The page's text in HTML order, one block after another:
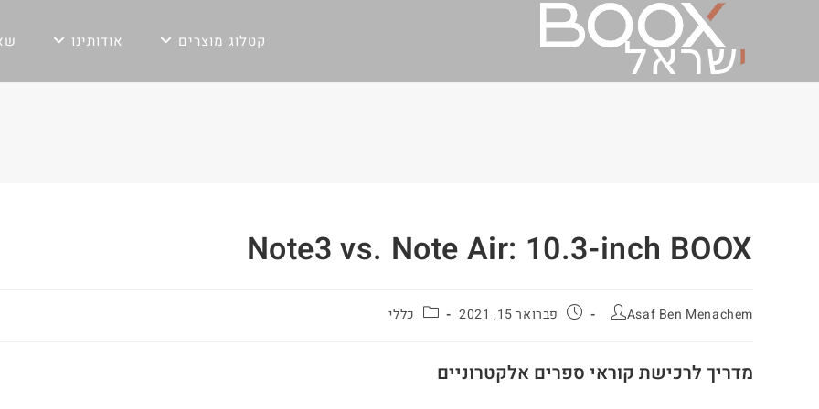
קטלוג מוצרים אודותינו
Note3 vs. Note Air: 10.3-inch BOOX
Asaf Ben Menachem פברואר 15, 2021 כללי
מדריך לרכישת קוראי ספרים אלקטרוניים